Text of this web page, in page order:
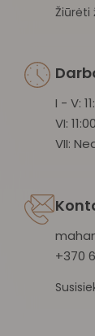
Žiūrėti
I - V:
VI:
VII:
+370